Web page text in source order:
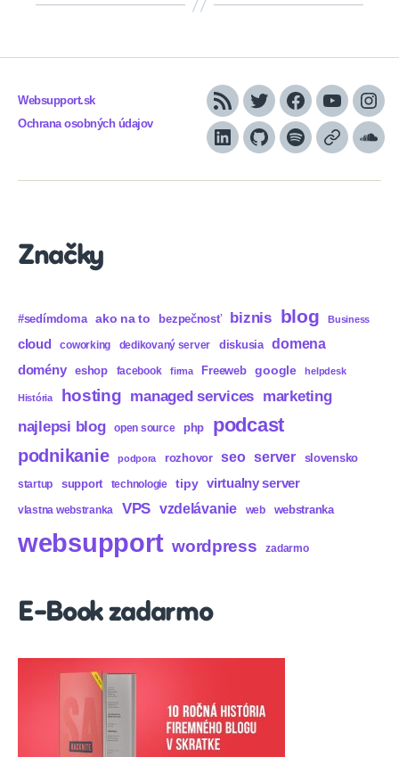
Websupport.sk
Ochrana osobných údajov
RSS TwitterFacebook
YouTube
LinkedInGitHubSpotifyApple
Značky
#sedímdoma ako na to bezpečnosť biznis blog Business
cloud coworking dedikovaný server diskusia domena
domény eshop facebook firma Freeweb google helpdesk
História hosting managed services marketing
najlepsi blog open source php podcast
podnikanie podpora rozhovor seo server slovensko
startup support technologie tipy virtualny server
vlastna webstranka VPS vzdelávanie web webstranka
websupport wordpress zadarmo
E-Book zadarmo